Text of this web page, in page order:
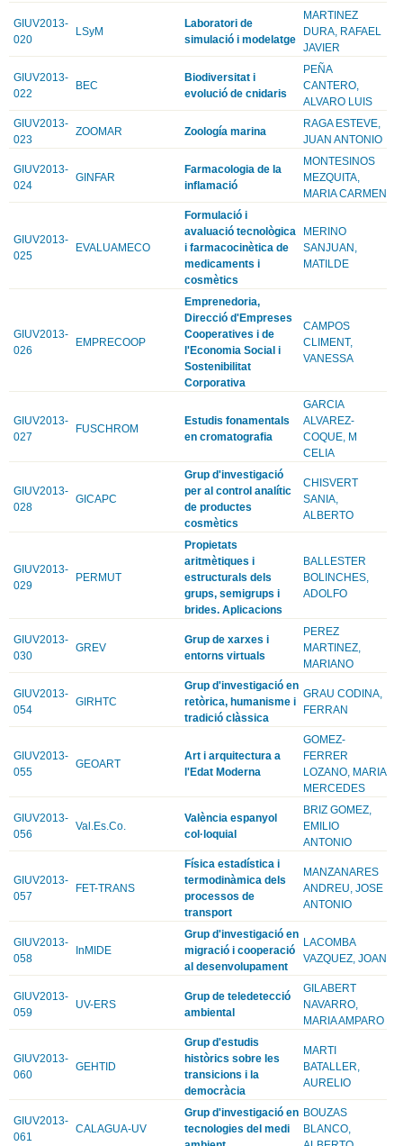
GIUV2013-
020
LSyM
Laboratori de
simulació i modelatge
MARTINEZ
DURA, RAFAEL
JAVIER
GIUV2013-
022
BEC
Biodiversitat i
evolució de cnidaris
PEÑA
CANTERO,
ALVARO LUIS
GIUV2013-
023
ZOOMAR Zoología marina
RAGA ESTEVE,
JUAN ANTONIO
GIUV2013-
024
GINFAR
Farmacologia de la
inflamació
MONTESINOS
MEZQUITA,
MARIA CARMEN
GIUV2013-
025
EVALUAMECO
Formulació i
avaluació tecnològica
i farmacocinètica de
medicaments i
cosmètics
MERINO
SANJUAN,
MATILDE
GIUV2013-
026
EMPRECOOP
Emprenedoria,
Direcció d'Empreses
Cooperatives i de
l'Economia Social i
Sostenibilitat
Corporativa
CAMPOS
CLIMENT,
VANESSA
GIUV2013-
027
FUSCHROM
Estudis fonamentals
en cromatografia
GARCIA
ALVAREZ-
COQUE, M
CELIA
GIUV2013-
028
GICAPC
Grup d'investigació
per al control analític
de productes
cosmètics
CHISVERT
SANIA,
ALBERTO
GIUV2013-
029
PERMUT
Propietats
aritmètiques i
estructurals dels
grups, semigrups i
brides. Aplicacions
BALLESTER
BOLINCHES,
ADOLFO
GIUV2013-
030
GREV
Grup de xarxes i
entorns virtuals
PEREZ
MARTINEZ,
MARIANO
GIUV2013-
054
GIRHTC
Grup d'investigació en
retòrica, humanisme i
tradició clàssica
GRAU CODINA,
FERRAN
GIUV2013-
055
GEOART
Art i arquitectura a
l'Edat Moderna
GOMEZ-
FERRER
LOZANO, MARIA
MERCEDES
GIUV2013-
056
Val.Es.Co.
València espanyol
col·loquial
BRIZ GOMEZ,
EMILIO
ANTONIO
GIUV2013-
057
FET-TRANS
Física estadística i
termodinàmica dels
processos de
transport
MANZANARES
ANDREU, JOSE
ANTONIO
GIUV2013-
058
InMIDE
Grup d'investigació en
migració i cooperació
al desenvolupament
LACOMBA
VAZQUEZ, JOAN
GIUV2013-
059
UV-ERS
Grup de teledetecció
ambiental
GILABERT
NAVARRO,
MARIA AMPARO
GIUV2013-
060
GEHTID
Grup d'estudis
històrics sobre les
transicions i la
democràcia
MARTI
BATALLER,
AURELIO
GIUV2013-
061
CALAGUA-UV
Grup d'investigació en
tecnologies del medi
BOUZAS
BLANCO,